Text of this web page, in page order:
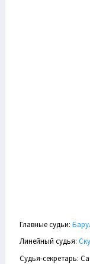
Главные судьи:
Линейный судья:
Судья-секретарь: